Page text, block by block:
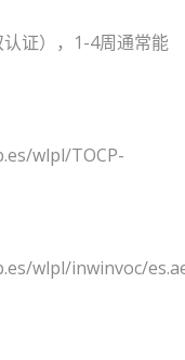
证），1-4周通常能
wlpl/TOCP-
wlpl/inwinvoc/